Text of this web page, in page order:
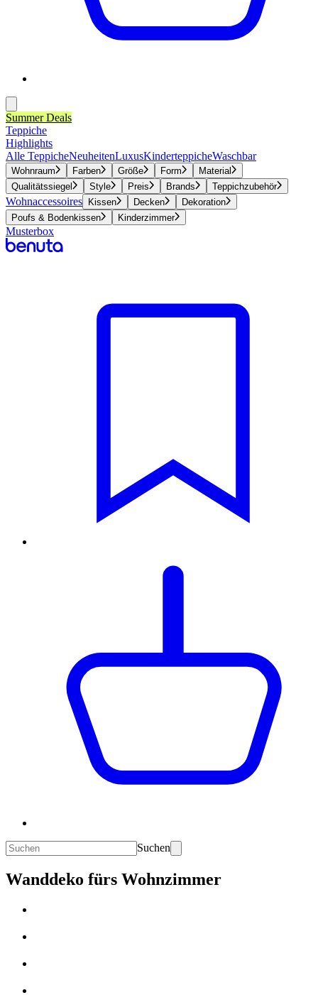
Summer Deals
Teppiche
Highlights
Alle TeppicheNeuheitenLuxusKinderteppicheWaschbar
Wohnraum Farben Größe Form
Material
Qualitätssiegel
Style Preis Brands Teppichzubehör
Wohnaccessoires Kissen Decken
Dekoration
Poufs & Bodenkissen
Kinderzimmer
Musterbox
Suchen
Wanddeko fürs Wohnzimmer